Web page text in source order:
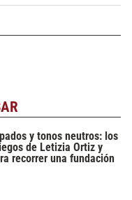
y tonos neutros: los
de Letizia Ortiz y
recorrer una fundación